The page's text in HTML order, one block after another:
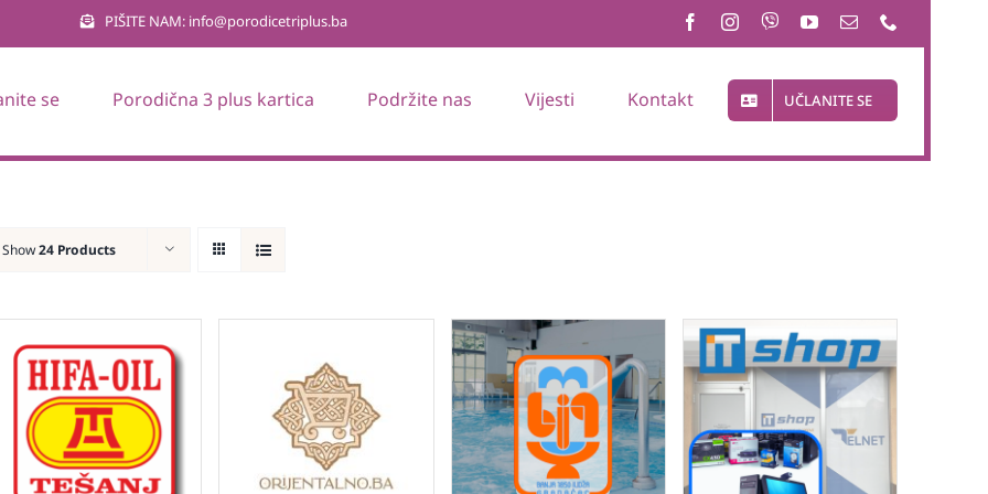
PIŠITE NAM: info@porodicetriplus.ba
se Porodična 3 plus kartica Podržite nas Vijesti Kontakt UČLANITE SE
Show24 Products